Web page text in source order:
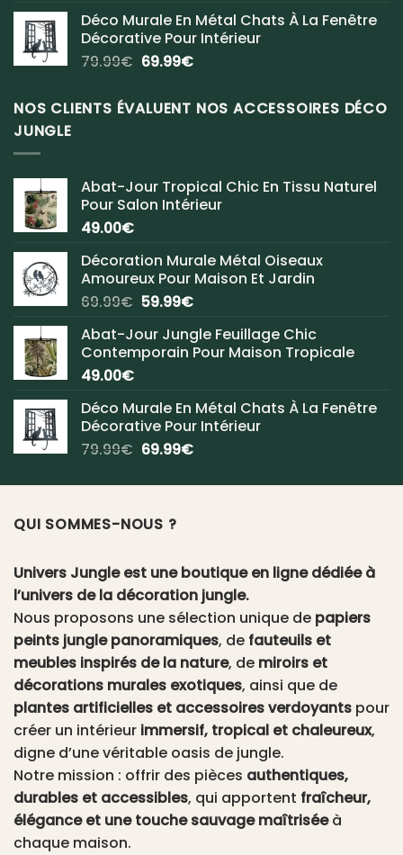
Déco Murale En Métal Chats À La Fenêtre
Décorative Pour Intérieur
79.99€ Le
initial
était :
69.99€Le
actuel
est :
NOS CLIENTS ÉVALUENT NOS ACCESSOIRES DÉCO
JUNGLE
Abat-Jour Tropical Chic En Tissu Naturel
Pour Salon Intérieur
49.00€
Décoration Murale Métal Oiseaux
Amoureux Pour Maison Et Jardin
69.99€ Le
initial
était :
59.99€Le
actuel
est :
Abat-Jour Jungle Feuillage Chic
Contemporain Pour Maison Tropicale
49.00€
Déco Murale En Métal Chats À La Fenêtre
Décorative Pour Intérieur
79.99€ Le
initial
79.99€.
69.99€Le
actuel
QUI SOMMES-NOUS ?
Univers Jungle est une boutique en ligne dédiée à
l’univers de la décoration jungle.
Nous proposons une sélection unique de papiers
peints jungle panoramiques, de fauteuils et
meubles inspirés de la nature, de miroirs et
décorations murales exotiques, ainsi que de
plantes artificielles et accessoires verdoyants pour
créer un intérieur immersif, tropical et chaleureux,
digne d’une véritable oasis de jungle.
Notre mission : offrir des pièces authentiques,
durables et accessibles, qui apportent fraîcheur,
élégance et une touche sauvage maîtriséeà
chaque maison.